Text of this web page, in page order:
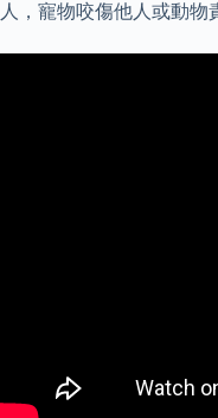
人，寵物咬傷他人或動物